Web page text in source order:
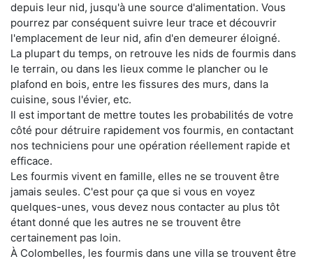
depuis leur nid, jusqu'à une source d'alimentation. Vous
pourrez par conséquent suivre leur trace et découvrir
l'emplacement de leur nid, afin d'en demeurer éloigné.
La plupart du temps, on retrouve les nids de fourmis dans
le terrain, ou dans les lieux comme le plancher ou le
plafond en bois, entre les fissures des murs, dans la
cuisine, sous l'évier, etc.
Il est important de mettre toutes les probabilités de votre
côté pour détruire rapidement vos fourmis, en contactant
nos techniciens pour une opération réellement rapide et
efficace.
Les fourmis vivent en famille, elles ne se trouvent être
jamais seules. C'est pour ça que si vous en voyez
quelques-unes, vous devez nous contacter au plus tôt
étant donné que les autres ne se trouvent être
certainement pas loin.
À Colombelles, les fourmis dans une villa se trouvent être